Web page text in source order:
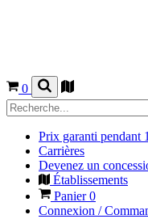
0
Prix garanti pendant
Carrières
Devenez un
Établissements
Panier0
Connexion /